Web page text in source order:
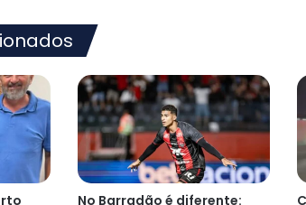
No Barradão é diferente: